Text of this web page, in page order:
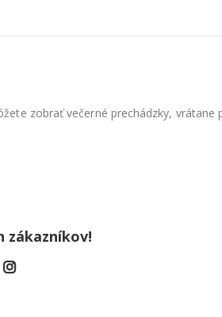
zobrať večerné prechádzky, vrátane
zákazníkov!